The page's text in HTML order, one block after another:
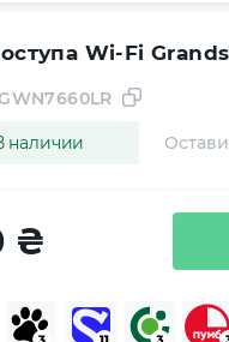
Wi-Fi
наличии
₴